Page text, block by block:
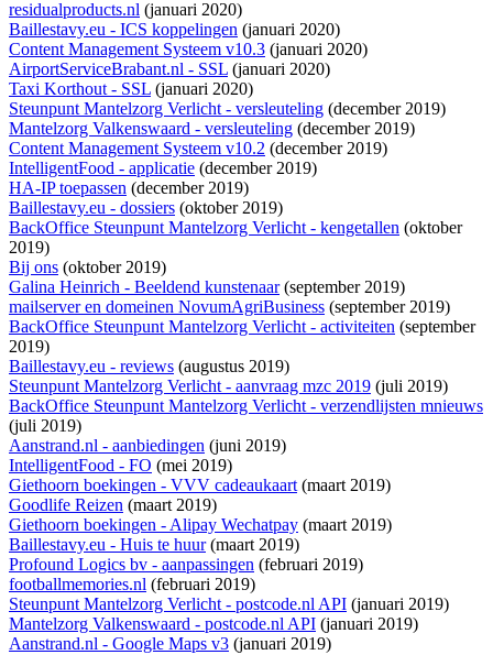
residualproducts.nl (januari 2020)
Baillestavy.eu - ICS koppelingen (januari 2020)
Content Management Systeem v10.3 (januari 2020)
AirportServiceBrabant.nl - SSL (januari 2020)
Taxi Korthout - SSL (januari 2020)
Steunpunt Mantelzorg Verlicht - versleuteling (december 2019)
Mantelzorg Valkenswaard - versleuteling (december 2019)
Content Management Systeem v10.2 (december 2019)
IntelligentFood - applicatie (december 2019)
HA-IP toepassen (december 2019)
Baillestavy.eu - dossiers (oktober 2019)
BackOffice Steunpunt Mantelzorg Verlicht - kengetallen (oktober
2019)
Bij ons (oktober 2019)
Galina Heinrich - Beeldend kunstenaar(september 2019)
mailserver en domeinen NovumAgriBusiness (september 2019)
BackOffice Steunpunt Mantelzorg Verlicht - activiteiten (september
2019)
Baillestavy.eu - reviews (augustus 2019)
Steunpunt Mantelzorg Verlicht - aanvraag mzc 2019 (juli 2019)
BackOffice Steunpunt Mantelzorg Verlicht - verzendlijsten mnieuws
(juli 2019)
Aanstrand.nl - aanbiedingen (juni 2019)
IntelligentFood - FO (mei 2019)
Giethoorn boekingen - VVV cadeaukaart(maart 2019)
Goodlife Reizen (maart 2019)
Giethoorn boekingen - Alipay Wechatpay (maart 2019)
Baillestavy.eu - Huis te huur(maart 2019)
Profound Logics bv - aanpassingen (februari 2019)
footballmemories.nl (februari 2019)
Steunpunt Mantelzorg Verlicht - postcode.nl API (januari 2019)
Mantelzorg Valkenswaard - postcode.nl API (januari 2019)
Aanstrand.nl - Google Maps v3 (januari 2019)